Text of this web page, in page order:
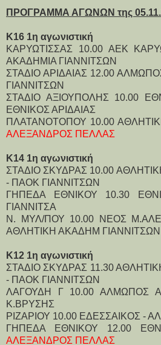
ΠΡΟΓΡΑΜΜΑ ΑΓΩΝΩΝ της
Κ16 1η αγωνιστική
ΚΑΡΥΩΤΙΣΣΑΣ 10.00 ΑΕΚ
ΑΚΑΔΗΜΙΑ ΓΙΑΝΝΙΤΣΩΝ
ΣΤΑΔΙΟ ΑΡΙΔΑΙΑΣ 12.00
ΓΙΑΝΝΙΤΣΩΝ
ΣΤΑΔΙΟ ΑΞΙΟΥΠΟΛΗΣ 10.00
ΕΘΝΙΚΟΣ ΑΡΙΔΑΙΑΣ
ΠΛΑΤΑΝΟΤΟΠΟΥ 10.00
ΑΛΕΞΑΝΔΡΟΣ ΠΕΛΛΑΣ
Κ14 1η αγωνιστική
ΣΤΑΔΙΟ ΣΚΥΔΡΑΣ 10.00
- ΠΑΟΚ ΓΙΑΝΝΙΤΣΩΝ
ΓΗΠΕΔΑ ΕΘΝΙΚΟΥ 10.30
ΓΙΑΝΝΙΤΣΑ
Ν. ΜΥΛ/ΠΟΥ 10.00 ΝΕΟΣ
ΑΘΛΗΤΙΚΗ ΑΚΑΔΗΜ ΓΙΑΝΝΙΤΣΩΝ
Κ12 1η αγωνιστική
ΣΤΑΔΙΟ ΣΚΥΔΡΑΣ 11.30
- ΠΑΟΚ ΓΙΑΝΝΙΤΣΩΝ
ΛΑΓΟΥΔΗ Γ 10.00 ΑΛΜΩΠΟΣ
Κ.ΒΡΥΣΗΣ
ΡΙΖΑΡΙΟΥ 10.00 ΕΔΕΣΣΑΙΚΟΣ -
ΓΗΠΕΔΑ ΕΘΝΙΚΟΥ 12.00
ΑΛΕΞΑΝΔΡΟΣ ΠΕΛΛΑΣ